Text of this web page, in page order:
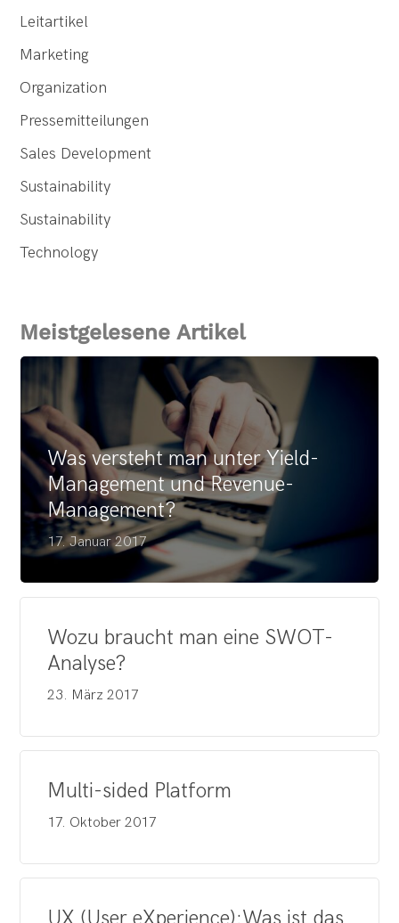
Leitartikel
Marketing
Organization
Pressemitteilungen
Sales Development
Sustainability
Sustainability
Technology
Meistgelesene Artikel
Was versteht man unter Yield-
Management und Revenue-
Management?
17. Januar 2017
Wozu braucht man eine SWOT-
Analyse?
23. März 2017
Multi-sided Platform
17. Oktober 2017